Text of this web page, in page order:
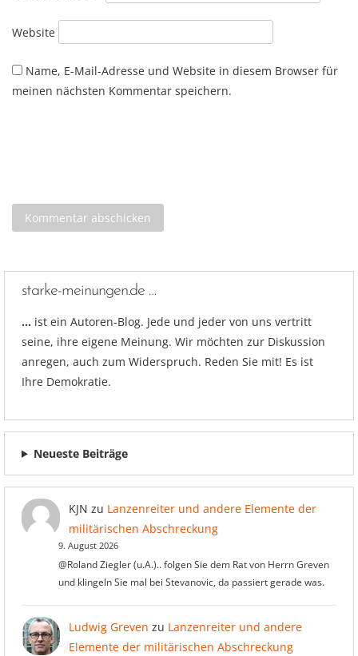
Website
Name, E-Mail-Adresse und Website in diesem Browser für
meinen nächsten Kommentar speichern.
starke-meinungen.de …
… ist ein Autoren-Blog. Jede und jeder von uns vertritt
seine, ihre eigene Meinung. Wir möchten zur Diskussion
anregen, auch zum Widerspruch. Reden Sie mit! Es ist
Ihre Demokratie.
Neueste Beiträge
KJN zu Lanzenreiter und andere Elemente der
militärischen Abschreckung
9. August 2026
@Roland Ziegler (u.A.).. folgen Sie dem Rat von Herrn Greven
und klingeln Sie mal bei Stevanovic, da passiert gerade was.
Ludwig Greven zu Lanzenreiter und andere
Elemente der militärischen Abschreckung